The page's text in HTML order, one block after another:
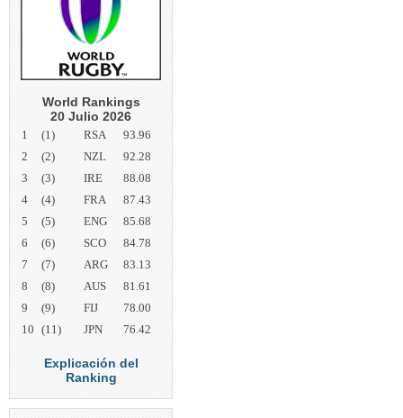
World Rankings
20 Julio 2026
1 (1) RSA
93.96
2
(2) NZL
92.28
3
(3) IRE
88.08
4
(4) FRA
87.43
5
(5) ENG
85.68
6
(6) SCO
84.78
7
(7) ARG
83.13
8
(8) AUS
81.61
9
(9) FIJ
78.00
10 (11) JPN 76.42
Explicación del
Ranking